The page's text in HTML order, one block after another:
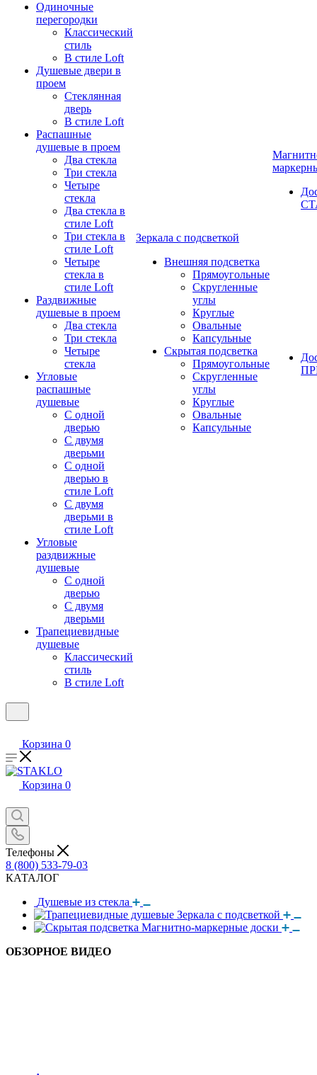
Одиночные
перегородки
Классический
стиль
В стиле Loft
Душевые двери в
проем
Стеклянная
дверь
В стиле Loft
Распашные
душевые в проем
Два стекла
Три стекла
Четыре
стекла
Два стекла в
стиле Loft
Три стекла в
стиле Loft
Четыре
стекла в
стиле Loft
Раздвижные
душевые в проем
Два стекла
Три стекла
Четыре
стекла
Угловые
распашные
душевые
С одной
дверью
С двумя
дверьми
С одной
дверью в
стиле Loft
С двумя
дверьми в
стиле Loft
Угловые
раздвижные
душевые
С одной
дверью
С двумя
дверьми
Трапециевидные
душевые
Классический
стиль
В стиле Loft
Зеркала с подсветкой
Внешняя подсветка
Прямоугольные
Скругленные
углы
Круглые
Овальные
Капсульные
Скрытая подсветка
Прямоугольные
Скругленные
углы
Круглые
Овальные
Капсульные
Корзина 0
Корзина 0
Телефоны
8 (800) 533-79-03
КАТАЛОГ
Душевые из стекла
Зеркала с подсветкой
Магнитно-маркерные доски
ОБЗОРНОЕ ВИДЕО